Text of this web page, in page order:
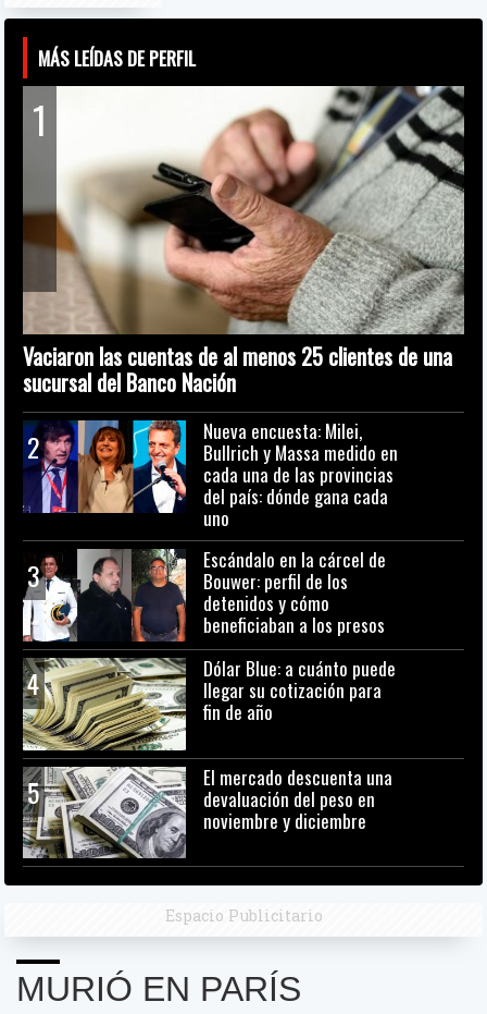
MÁS LEÍDAS DE PERFIL
1
Vaciaron las cuentas de al menos 25 clientes de una
sucursal del Banco Nación
2
Nueva encuesta: Milei,
Bullrich y Massa medido en
cada una de las provincias
del país: dónde gana cada
uno
3
Escándalo en la cárcel de
Bouwer: perfil de los
detenidos y cómo
beneficiaban a los presos
4
Dólar Blue: a cuánto puede
llegar su cotización para
fin de año
5
El mercado descuenta una
devaluación del peso en
noviembre y diciembre
Espacio Publicitario
MURIÓ EN PARÍS